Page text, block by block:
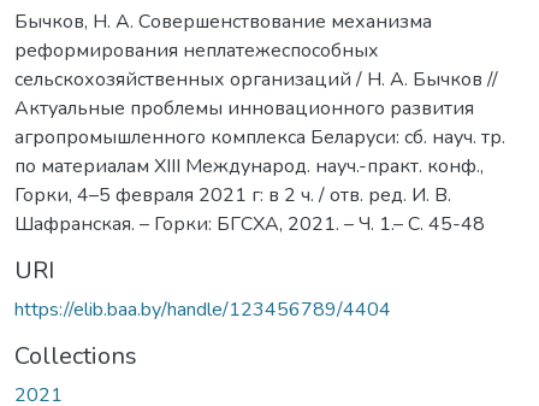
Бычков, Н. А. Совершенствование механизма
реформирования неплатежеспособных
сельскохозяйственных организаций / Н. А. Бычков //
Актуальные проблемы инновационного развития
агропромышленного комплекса Беларуси: сб. науч. тр.
по материалам ХIII Международ. науч.-практ. конф.,
Горки, 4–5 февраля 2021 г: в 2 ч. / отв. ред. И. В.
Шафранская. – Горки: БГСХА, 2021. – Ч. 1.– С. 45-48
URI
https://elib.baa.by/handle/123456789/4404
Collections
2021